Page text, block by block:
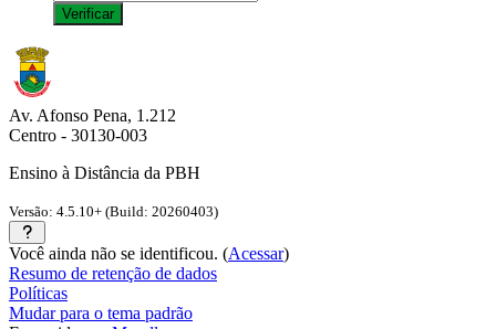
Av. Afonso Pena, 1.212
Centro - 30130-003
Ensino à Distância da PBH
Versão: 4.5.10+ (Build: 20260403)
Você ainda não se identificou. (Acessar)
Resumo de retenção de dados
Políticas
Mudar para o tema padrão